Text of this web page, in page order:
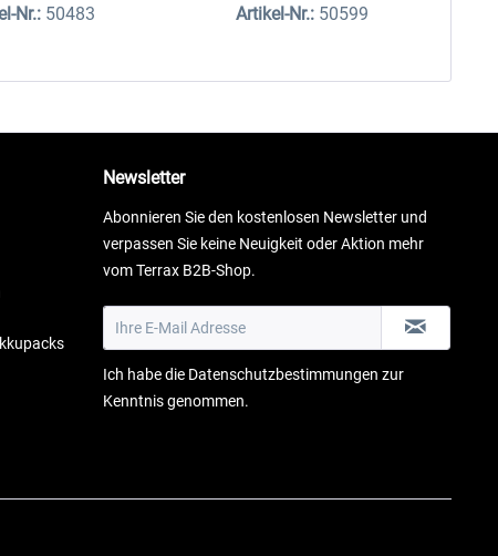
Nr.: 50483 Artikel-Nr.: 50599
Newsletter
Abonnieren Sie den kostenlosen Newsletter und
verpassen Sie keine Neuigkeit oder Aktion mehr
vom Terrax B2B-Shop.
Ich habe die Datenschutzbestimmungen zur
Kenntnis genommen.